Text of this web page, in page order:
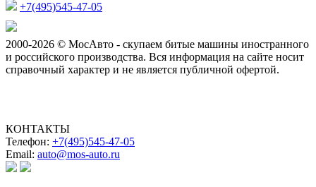
+7(495)545-47-05
2000-2026 © МосАвто - скупаем битые машины иностранного
и российского производства. Вся информация на сайте носит
справочный характер и не является публичной офертой.
КОНТАКТЫ
Телефон: +7(495)545-47-05
Email: auto@mos-auto.ru